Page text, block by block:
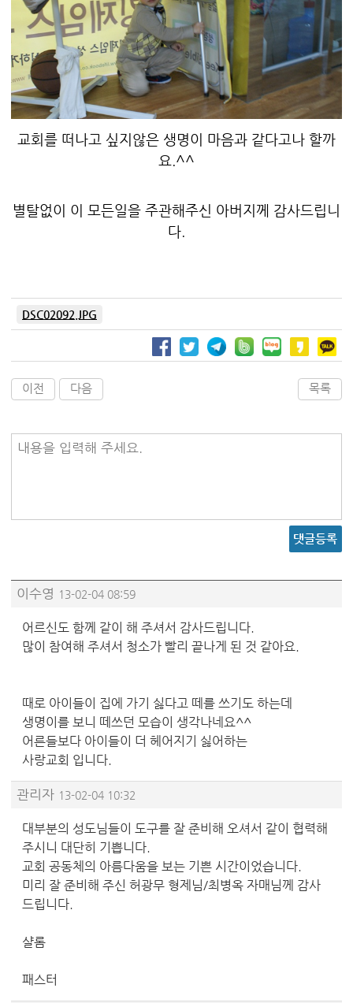
교회를 떠나고 싶지않은 생명이 마음과 같다고나 할까
요.^^
별탈없이 이 모든일을 주관해주신 아버지께 감사드립니
다.
DSC02092.JPG
이전 다음 목록
내용을 입력해 주세요.
댓글등록
이수영 13-02-04 08:59
어르신도 함께 같이 해 주셔서 감사드립니다.
많이 참여해 주셔서 청소가 빨리 끝나게 된 것 같아요.
때로 아이들이 집에 가기 싫다고 떼를 쓰기도 하는데
생명이를 보니 떼쓰던 모습이 생각나네요^^
어른들보다 아이들이 더 헤어지기 싫어하는
사랑교회 입니다.
관리자 13-02-04 10:32
대부분의 성도님들이 도구를 잘 준비해 오셔서 같이 협력해
주시니 대단히 기쁩니다.
교회 공동체의 아름다움을 보는 기쁜 시간이었습니다.
미리 잘 준비해 주신 허광무 형제님/최병옥 자매님께 감사
드립니다.
샬롬
패스터